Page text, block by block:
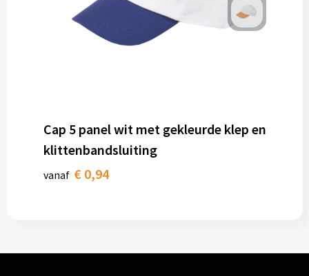
Cap 5 panel wit met gekleurde klep en
klittenbandsluiting
vanaf € 0,94